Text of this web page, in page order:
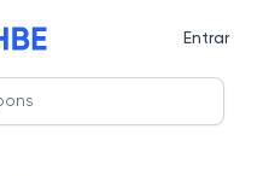
Entrar